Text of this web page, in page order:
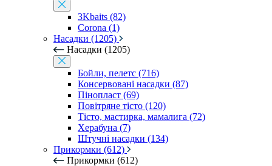
3Kbaits (82)
Corona (1)
Насадки (1205)
Насадки (1205)
Бойли, пелетс (716)
Консервовані насадки (87)
Пінопласт (69)
Повітряне тісто (120)
Тісто, мастирка, мамалига (72)
Херабуна (7)
Штучні насадки (134)
Прикормки (612)
Прикормки (612)